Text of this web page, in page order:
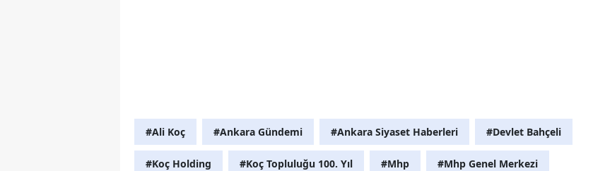
#Ali Koç #Ankara Gündemi #Ankara Siyaset Haberleri #Devlet Bahçeli
#Koç Holding #Koç Topluluğu 100. Yıl #Mhp #Mhp Genel Merkezi